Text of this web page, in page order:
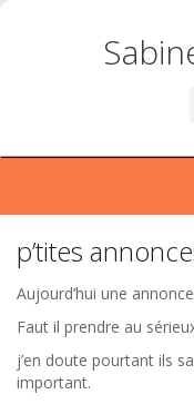
p’tites
Aujourd’hui une
Faut il prendre au
j’en doute pourtant ils
important.